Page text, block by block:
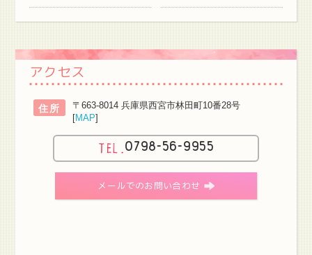
アクセス
住所
〒663-8014 兵庫県西宮市林田町10番28号
[MAP]
0798-56-9955
メールでのお問い合わせ